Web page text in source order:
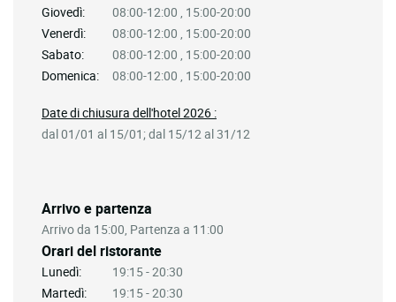
Giovedì:
08:00-12:00 , 15:00-20:00
Venerdì:
08:00-12:00 , 15:00-20:00
Sabato:
08:00-12:00 , 15:00-20:00
Domenica:
08:00-12:00 , 15:00-20:00
Arrivo e partenza
Arrivo da 15:00, Partenza a 11:00
Orari del ristorante
Lunedì:
19:15 - 20:30
Martedì:
19:15 - 20:30
Date di chiusura dell'hotel 2026 :
dal 01/01 al 15/01; dal 15/12 al 31/12